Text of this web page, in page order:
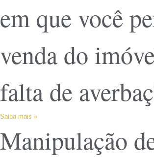
em que você
venda do
falta de
Saiba mais »
Manipulação